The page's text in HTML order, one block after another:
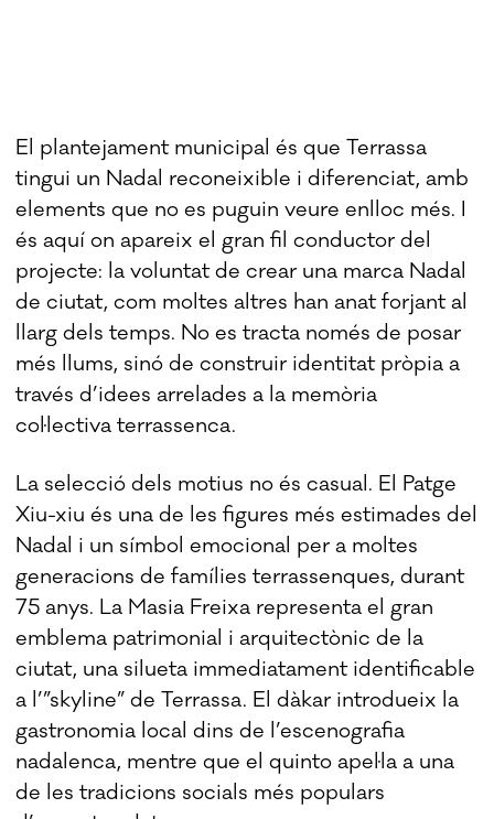
El plantejament municipal és que Terrassa
tingui un Nadal reconeixible i diferenciat, amb
elements que no es puguin veure enlloc més. I
és aquí on apareix el gran fil conductor del
projecte: la voluntat de crear una marca Nadal
de ciutat, com moltes altres han anat forjant al
llarg dels temps. No es tracta només de posar
més llums, sinó de construir identitat pròpia a
través d’idees arrelades a la memòria
col·lectiva terrassenca.
La selecció dels motius no és casual. El Patge
Xiu-xiu és una de les figures més estimades del
Nadal i un símbol emocional per a moltes
generacions de famílies terrassenques, durant
75 anys. La Masia Freixa representa el gran
emblema patrimonial i arquitectònic de la
ciutat, una silueta immediatament identificable
a l’”skyline” de Terrassa. El dàkar introdueix la
gastronomia local dins de l’escenografia
nadalenca, mentre que el quinto apel·la a una
de les tradicions socials més populars